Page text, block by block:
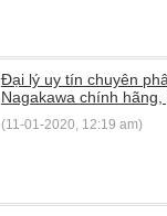
Đại lý uy tín chuyên
Nagakawa chính hãng,
(11-01-2020, 12:19 am)